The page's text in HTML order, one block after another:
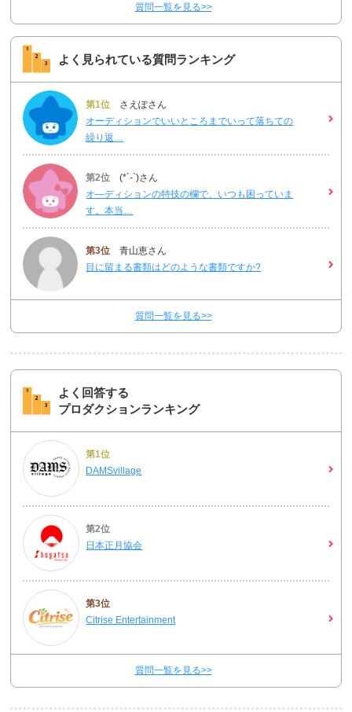
質問一覧を見る>>
よく見られている質問ランキング
第1位 さえぽさん
オーディションでいいところまでいって落ちての
繰り返…
第2位 (*´-`)さん
オ―ディションの特技の欄で、いつも困っていま
す。本当…
第3位 青山恵さん
目に留まる書類はどのような書類ですか?
質問一覧を見る>>
よく回答する
プロダクションランキング
第1位
DAMSvillage
第2位
日本正月協会
第3位
Citrise Entertainment
質問一覧を見る>>